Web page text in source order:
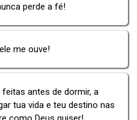
perde a fé!
me ouve!
antes de dormir, a
tua vida e teu destino nas